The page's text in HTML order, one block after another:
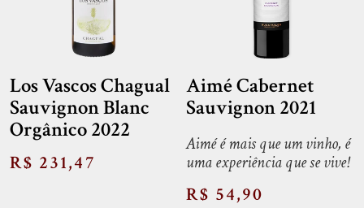
Los Vascos Chagual
Sauvignon Blanc
Orgânico 2022
R$ 231,47
Aimé Cabernet
Sauvignon 2021
Aimé é mais que um vinho, é
uma experiência que se vive!
R$ 54,90